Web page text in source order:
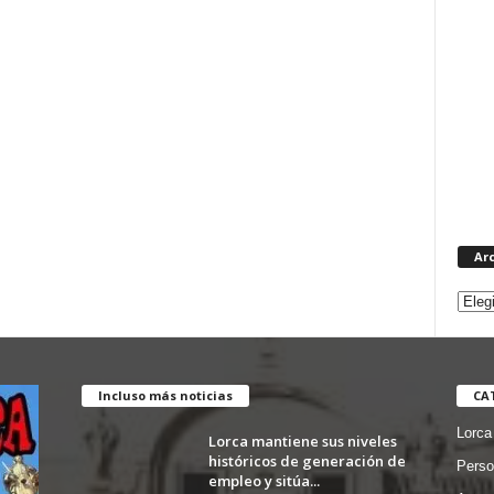
Incluso más noticias
Lorca mantiene sus niveles
históricos de generación de
empleo y sitúa...
Lorca